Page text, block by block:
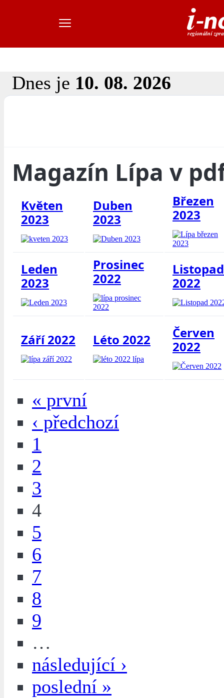
Dnes je 10. 08. 2026
Magazín Lípa v
Květen
2023
Duben
2023
Březen
2023
Leden
2023
Prosinec
2022
Listopad
2022
Září 2022 Léto 2022
Červen
2022
« první
‹ předchozí
1
2
3
4
5
6
7
8
9
…
následující ›
poslední »